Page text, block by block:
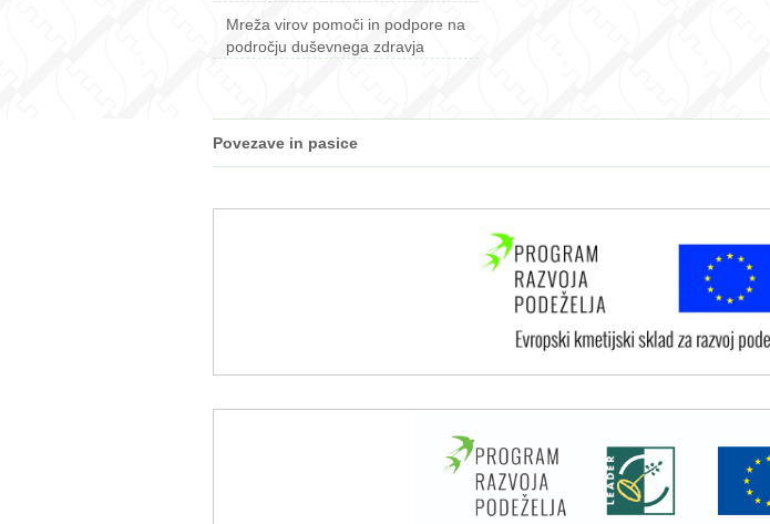
Mreža virov pomoči in podpore na
področju duševnega zdravja
Povezave in pasice